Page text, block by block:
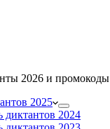
2026 и промокоды
2025
диктантов 2024